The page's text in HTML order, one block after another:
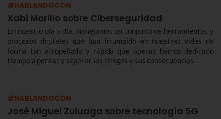
#HABLANDOCON
Xabi Morillo sobre Ciberseguridad
En nuestro día a día, manejamos un conjunto de herramientas y
procesos digitales que han irrumpido en nuestras vidas de
forma tan atropellada y rápida que apenas hemos dedicado
tiempo a pensar y sopesar los riesgos y sus consecuencias.
#HABLANDOCON
José Miguel Zuluaga sobre tecnología 5G